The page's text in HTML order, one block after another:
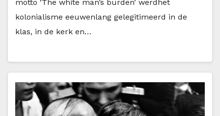
motto ‘The white man’s burden’ werdhet
kolonialisme eeuwenlang gelegitimeerd in de
klas, in de kerk en…